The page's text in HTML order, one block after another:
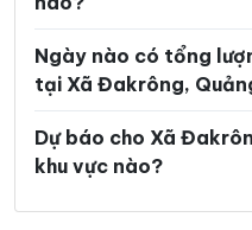
Xã Tuyên Bình
Xã Tuyên Lâm
Xã Tuyên Sơn
Ngày nào có tổng
tại Xã Đakrông,
Dự báo cho Xã
khu vực nào?